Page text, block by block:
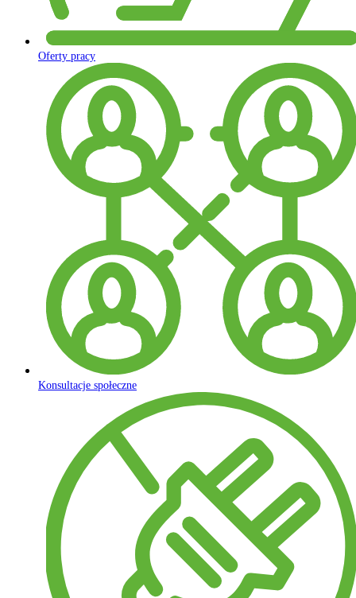
Oferty pracy
Konsultacje społeczne